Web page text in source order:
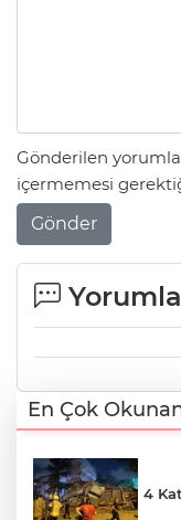
Gönderilen
içermemesi
Gönder
En Çok
4